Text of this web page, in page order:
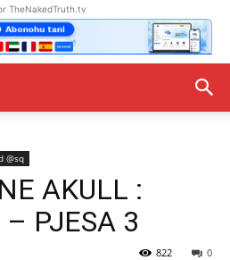
TheNakedTruth.tv
@sq
AKULL :
PJESA 3
0
822